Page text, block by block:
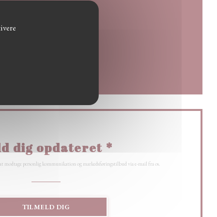
dig opdateret *
modtage personlig kommunikation og markedsføringstilbud via e-mail fra os.
TILMELD DIG